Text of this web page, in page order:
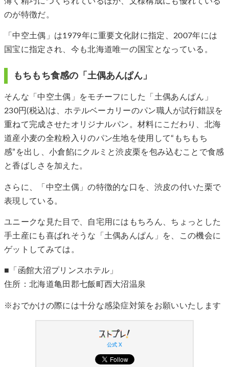
のが特徴だ。
「中空土偶」は1979年に重要文化財に指定、2007年には
国宝に指定され、今も北海道唯一の国宝となっている。
もちもち食感の「土偶あんぱん」
そんな「中空土偶」をモチーフにした「土偶あんぱん」
230円(税込)は、ホテルベーカリーのパン職人が試行錯誤を
重ねて完成させたオリジナルパン。材料にこだわり、北海
道産小麦の全粒粉入りのパン生地を使用して“もちもち
感”を出し、小倉餡にクルミと渋皮栗を包み込むことで食感
と香ばしさを加えた。
さらに、「中空土偶」の特徴的な口を、渋皮の付いた栗で
表現している。
ユニークな見た目で、自宅用にはもちろん、ちょっとした
手土産にも喜ばれそうな「土偶あんぱん」を、この機会に
ゲットしてみては。
■「函館大沼プリンスホテル」
住所：北海道亀田郡七飯町西大沼温泉
※おでかけの際には十分な感染症対策をお願いいたします
公式 X